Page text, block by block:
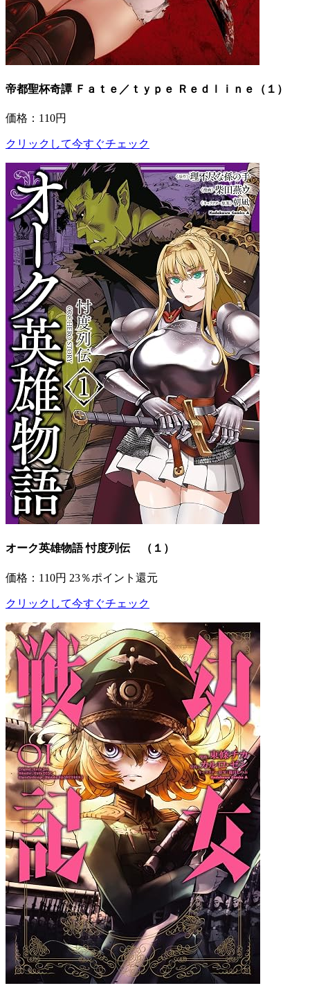
帝都聖杯奇譚 Ｆａｔｅ／ｔｙｐｅ Ｒｅｄｌｉｎｅ（１）
価格：110円
クリックして今すぐチェック
オーク英雄物語 忖度列伝 （１）
価格：110円 23％ポイント還元
クリックして今すぐチェック